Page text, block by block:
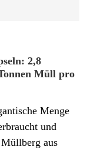
2,8
Müll pro
Menge
und
aus